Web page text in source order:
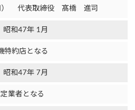
） 代表取締役 髙橋 進司
昭和47年 1月
約店となる
昭和47年 7月
業者となる